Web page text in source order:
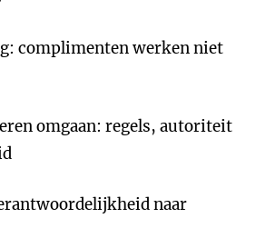
complimenten werken niet
omgaan: regels, autoriteit
naar